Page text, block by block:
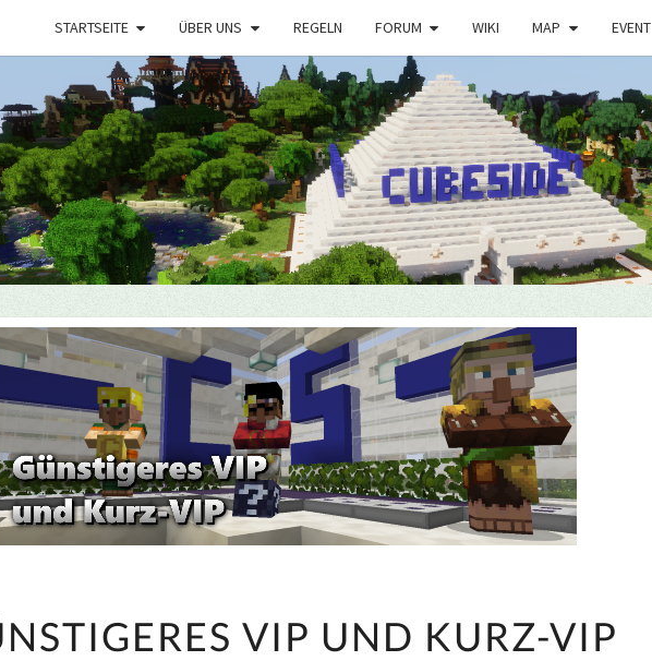
STARTSEITE ÜBER UNS REGELN FORUM WIKI MAP EVENT
VIP
VIP UND KURZ-VIP